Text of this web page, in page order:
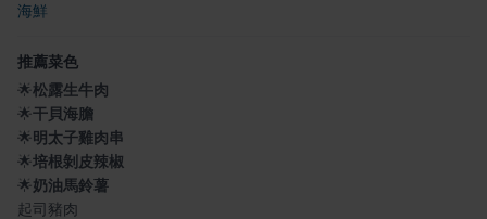
海鮮
推薦菜色
🌟松露生牛肉
🌟干貝海膽
🌟明太子雞肉串
🌟培根剝皮辣椒
🌟奶油馬鈴薯
起司豬肉